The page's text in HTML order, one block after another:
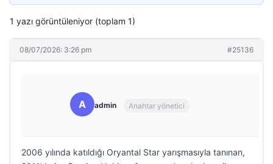
1 yazı görüntüleniyor (toplam 1)
08/07/2026: 3:26 pm #25136
A admin Anahtar yönetici
2006 yılında katıldığı Oryantal Star yarışmasıyla tanınan,